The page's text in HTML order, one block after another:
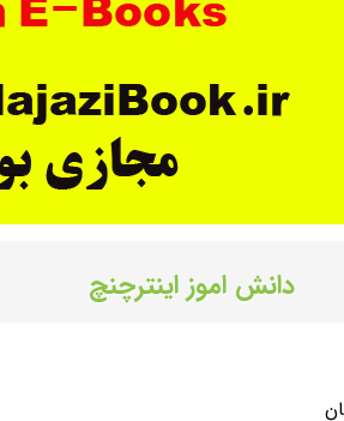
دانش اموز اینترچنچ